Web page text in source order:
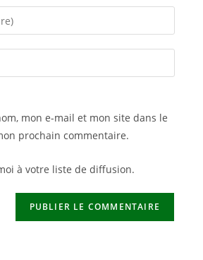
mon e-mail et mon site dans le
prochain commentaire.
à votre liste de diffusion.